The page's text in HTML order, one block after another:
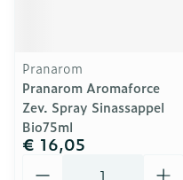
Pranarom
Pranarom Aromaforce
Zev. Spray Sinassappel
Bio75ml
€ 16,05